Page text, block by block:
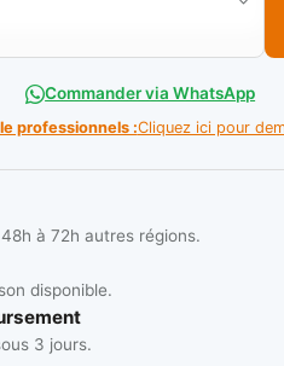
Commander via WhatsApp
professionnels :Cliquez ici pour
à 72h autres régions.
disponible.
3 jours.